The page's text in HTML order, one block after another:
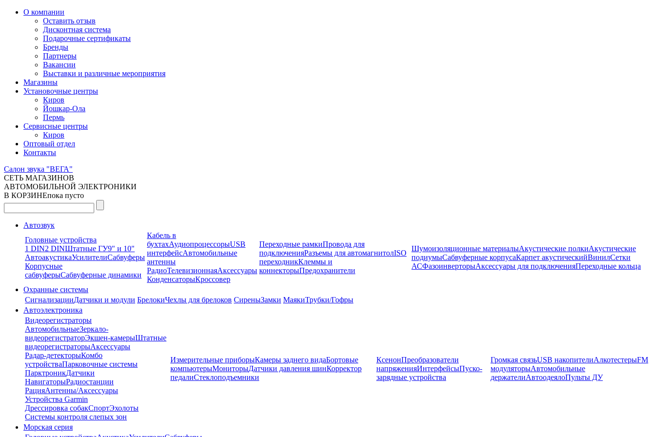
О компании
Оставить отзыв
Дисконтная система
Подарочные сертификаты
Бренды
Партнеры
Вакансии
Выставки и различные мероприятия
Магазины
Установочные центры
Киров
Йошкар-Ола
Пермь
Сервисные центры
Киров
Оптовый отдел
Контакты
Салон звука "ВЕГА"
СЕТЬ МАГАЗИНОВ
АВТОМОБИЛЬНОЙ ЭЛЕКТРОНИКИ
В КОРЗИНЕпока пусто
Автозвук
Головные устройства
1 DIN2 DINШтатные ГУ9" и 10"
АвтоакустикаУсилителиСабвуферы
Корпусные
сабвуферыСабвуферные динамики
Кабель в
бухтахАудиопроцессорыUSB
интерфейсАвтомобильные
антенны
РадиоТелевизионнаяАксессуары
КонденсаторыКроссовер
Переходные рамкиПровода для
подключенияРазъемы для автомагнитолISO
переходникКлеммы и
коннекторыПредохранители
Шумоизоляционные материалыАкустические полкиАкустические
подиумыСабвуферные корпусаКарпет акустическийВинилСетки
АСФазоинверторыАксессуары для подключенияПереходные кольца
Охранные системы
СигнализацииДатчики и модули БрелокиЧехлы для брелоков СиреныЗамки МаякиТрубки/Гофры
Автоэлектроника
Видеорегистраторы
АвтомобильныеЗеркало-
видеорегистраторЭкшен-камерыШтатные
видеорегистраторыАксессуары
Радар-детекторыКомбо
устройстваПарковочные системы
ПарктроникДатчики
НавигаторыРадиостанции
РацияАнтенны/Аксессуары
Устройства Garmin
Дрессировка собакСпортЭхолоты
Системы контроля слепых зон
Измерительные приборыКамеры заднего видаБортовые
компьютерыМониторыДатчики давления шинКорректор
педалиСтеклоподъемники
КсенонПреобразователи
напряженияИнтерфейсыПуско-
зарядные устройства
Громкая связьUSB накопителиАлкотестерыFM
модуляторыАвтомобильные
держателиАвтоодеялоПульты ДУ
Морская серия